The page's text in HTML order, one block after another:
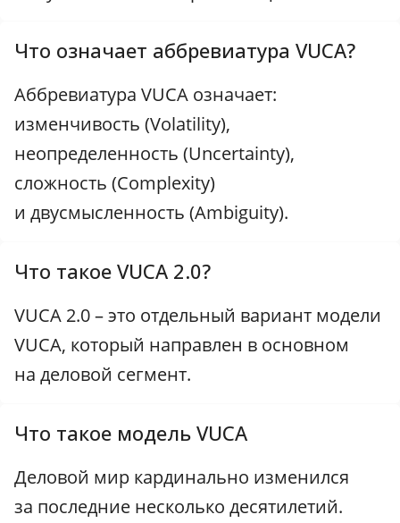
Что означает аббревиатура VUCA?
Аббревиатура VUCA означает:
изменчивость (Volatility),
неопределенность (Uncertainty),
сложность (Complexity)
и двусмысленность (Ambiguity).
Что такое VUCA 2.0?
VUCA 2.0 – это отдельный вариант модели
VUCA, который направлен в основном
на деловой сегмент.
Что такое модель VUCA
Деловой мир кардинально изменился
за последние несколько десятилетий.